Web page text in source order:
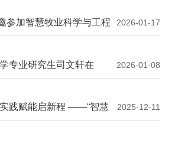
2026-01-17
参加智慧牧业科学与工程
2026-01-08
专业研究生司文轩在
》杂志发表研究论文
2025-12-11
践赋能启新程 ——“智慧
习